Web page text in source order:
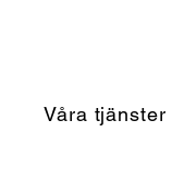
Våra tjänster